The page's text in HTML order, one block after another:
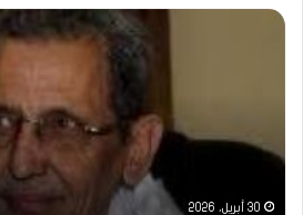
لكم
جميعا…/
الشيخ
التراد